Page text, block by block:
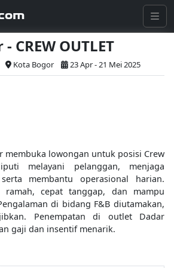
CREW OUTLET
Kota Bogor 23 Apr - 21 Mei 2025
membuka lowongan untuk posisi Crew
melayani pelanggan, menjaga
membantu operasional harian.
ramah, cepat tanggap, dan mampu
di bidang F&B diutamakan,
Penempatan di outlet Dadar
gaji dan insentif menarik.